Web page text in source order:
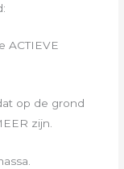
ACTIEVE
op de grond
zijn.